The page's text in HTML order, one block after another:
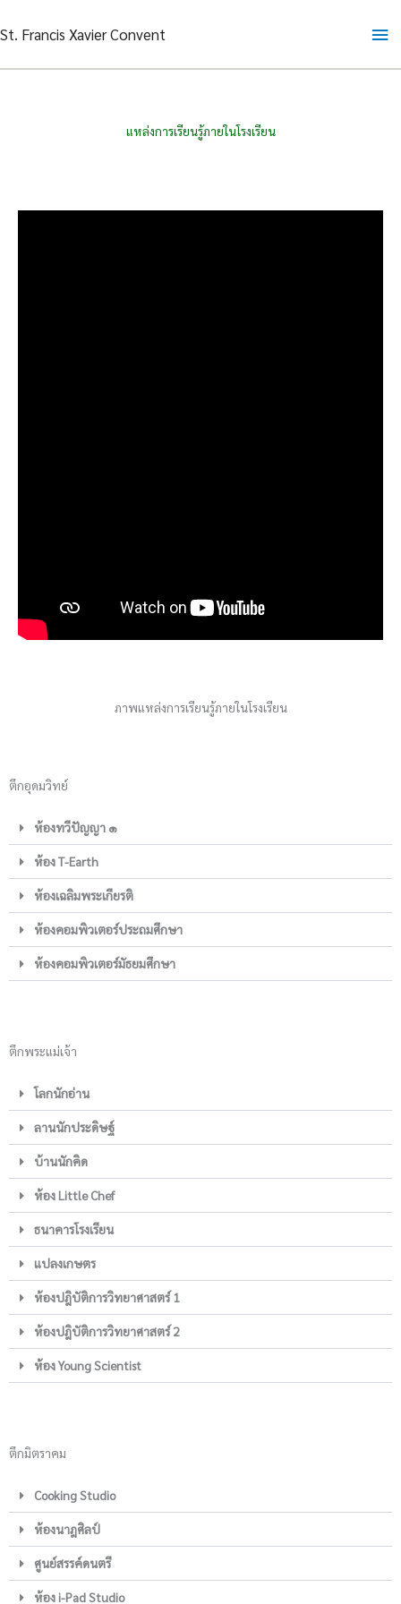
to
St. Francis Xavier Convent
แหล่งการเรียนรู้ภายในโรงเรียน
ภาพแหล่งการเรียนรู้ภายในโรงเรียน
ตึกอุดมวิทย์
ห้องทวีปัญญา ๑
ห้อง T-Earth
ห้องเฉลิมพระเกียรติ
ห้องคอมพิวเตอร์ประถมศึกษา
ห้องคอมพิวเตอร์มัธยมศึกษา
ตึกพระแม่เจ้า
โลกนักอ่าน
ลานนักประดิษฐ์
บ้านนักคิด
ห้อง Little Chef
ธนาคารโรงเรียน
แปลงเกษตร
ห้องปฎิบัติการวิทยาศาสตร์ 1
ห้องปฎิบัติการวิทยาศาสตร์ 2
ห้อง Young Scientist
ตึกมิตราคม
Cooking Studio
ห้องนาฎศิลป์
ศูนย์สรรค์ดนตรี
ห้อง i-Pad Studio